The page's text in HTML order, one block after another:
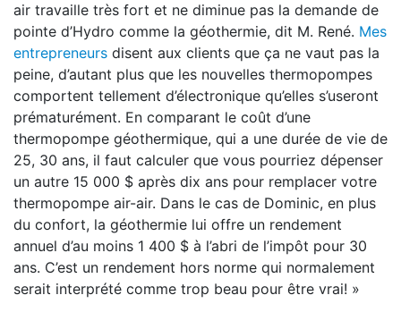
air travaille très fort et ne diminue pas la demande de
pointe d’Hydro comme la géothermie, dit M. René. Mes
entrepreneurs disent aux clients que ça ne vaut pas la
peine, d’autant plus que les nouvelles thermopompes
comportent tellement d’électronique qu’elles s’useront
prématurément. En comparant le coût d’une
thermopompe géothermique, qui a une durée de vie de
25, 30 ans, il faut calculer que vous pourriez dépenser
un autre 15 000 $ après dix ans pour remplacer votre
thermopompe air-air. Dans le cas de Dominic, en plus
du confort, la géothermie lui offre un rendement
annuel d’au moins 1 400 $ à l’abri de l’impôt pour 30
ans. C’est un rendement hors norme qui normalement
serait interprété comme trop beau pour être vrai! »